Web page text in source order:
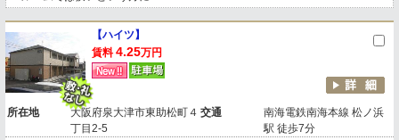
【ハイツ】
賃料 4.25万円
所在地
大阪府泉大津市東助松町４
丁目2-5
交通
南海電鉄南海本線 松ノ浜
駅 徒歩7分